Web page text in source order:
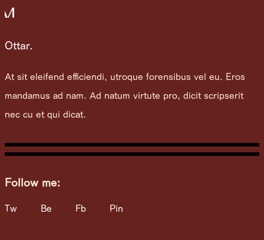
Ottar.
At sit eleifend efficiendi, utroque forensibus vel eu. Eros
mandamus ad nam. Ad natum virtute pro, dicit scripserit
nec cu et qui dicat.
Follow me:
Tw Be Fb Pin